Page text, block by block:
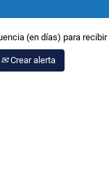
(en días) para recibir
Crear alerta